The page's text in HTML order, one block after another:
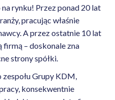
rynku! Przez ponad 20 lat
pracując właśnie
A przez ostatnie 10 lat
firmą – doskonale zna
strony spółki.
zespołu Grupy KDM,
konsekwentnie